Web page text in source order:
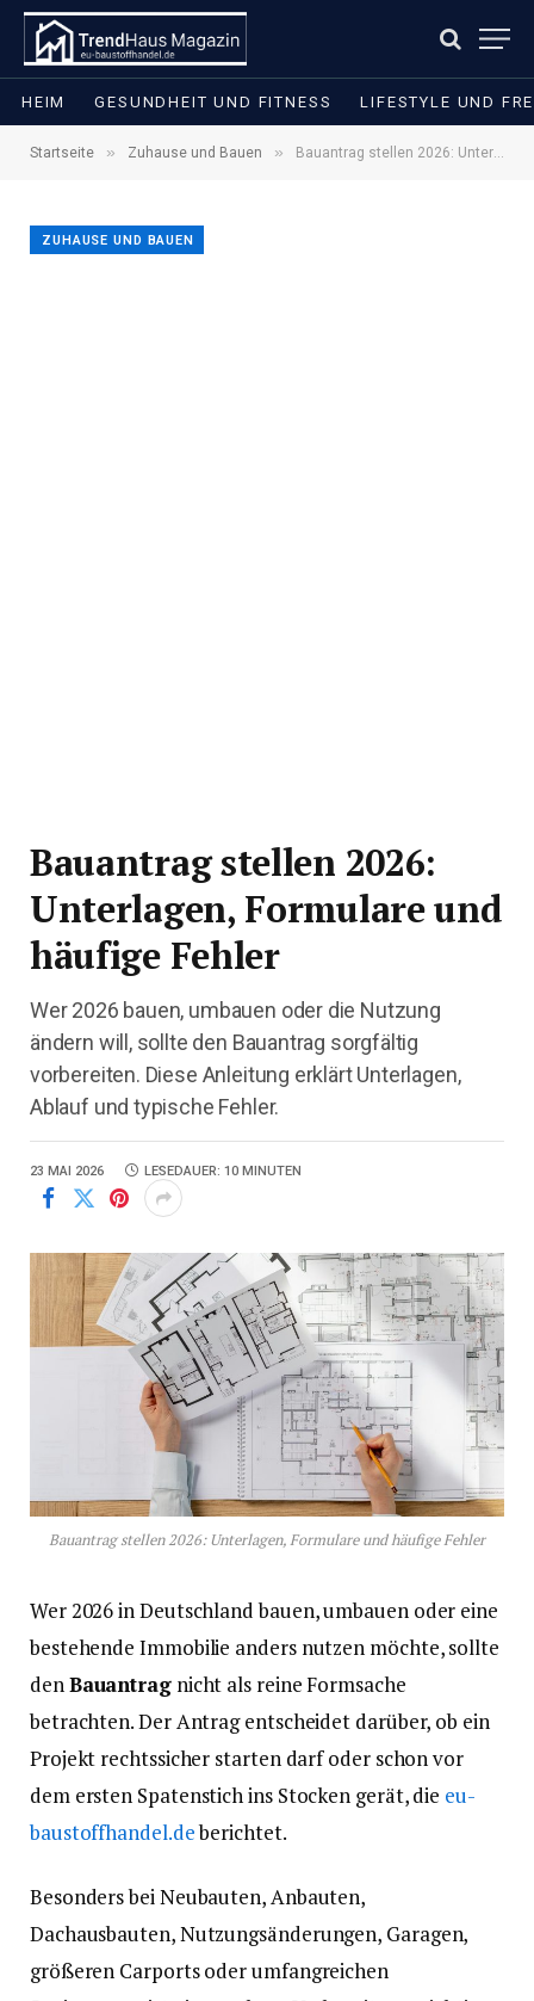
HEIM GESUNDHEIT UND FITNESS LIFESTYLE UND
Startseite » Zuhause und Bauen » Bauantrag stellen 2026: Unterlagen, Formulare und häufige Fehler
ZUHAUSE UND BAUEN
Bauantrag stellen 2026:
Unterlagen, Formulare und
häufige Fehler
Wer 2026 bauen, umbauen oder die Nutzung
ändern will, sollte den Bauantrag sorgfältig
vorbereiten. Diese Anleitung erklärt Unterlagen,
Ablauf und typische Fehler.
23 MAI 2026 LESEDAUER: 10 MINUTEN
Bauantrag stellen 2026: Unterlagen, Formulare und häufige Fehler
Wer 2026 in Deutschland bauen, umbauen oder eine
bestehende Immobilie anders nutzen möchte, sollte
denBauantragnicht als reine Formsache
betrachten. Der Antrag entscheidet darüber, ob ein
Projekt rechtssicher starten darf oder schon vor
dem ersten Spatenstich ins Stocken gerät, die eu-
baustoffhandel.deberichtet.
Besonders bei Neubauten, Anbauten,
Dachausbauten, Nutzungsänderungen, Garagen,
größeren Carports oder umfangreichen